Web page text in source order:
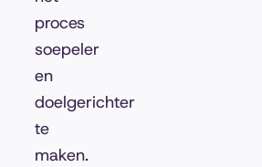
proces
soepeler
en
doelgerichter
te
maken.